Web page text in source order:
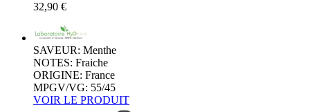
32,90 €
SAVEUR: Menthe
NOTES: Fraiche
ORIGINE: France
MPGV/VG: 55/45
VOIR LE PRODUIT